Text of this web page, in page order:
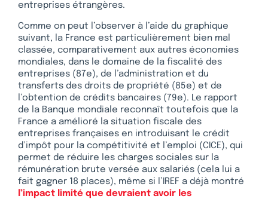
entreprises étrangères.
Comme on peut l’observer à l’aide du graphique
suivant, la France est particulièrement bien mal
classée, comparativement aux autres économies
mondiales, dans le domaine de la fiscalité des
entreprises (87e), de l’administration et du
transferts des droits de propriété (85e) et de
l’obtention de crédits bancaires (79e). Le rapport
de la Banque mondiale reconnaît toutefois que la
France a amélioré la situation fiscale des
entreprises françaises en introduisant le crédit
d’impôt pour la compétitivité et l’emploi (CICE), qui
permet de réduire les charges sociales sur la
rémunération brute versée aux salariés (cela lui a
fait gagner 18 places), même si l’IREF a déjà montré
l’impact limité que devraient avoir les